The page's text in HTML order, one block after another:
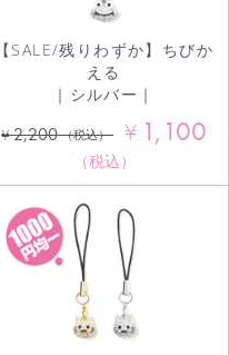
【SALE/残りわずか】ちびか
える
｜シルバー｜
¥2,200 （税込） ¥ 1,100
（税込）